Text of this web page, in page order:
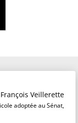
Veillerette
adoptée au Sénat,